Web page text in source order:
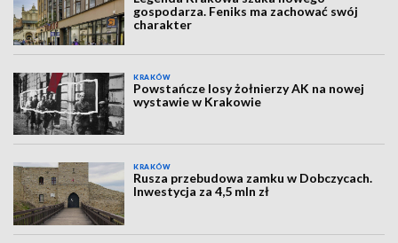
gospodarza. Feniks ma zachować swój
charakter
KRAKÓW
Powstańcze losy żołnierzy AK na nowej
wystawie w Krakowie
KRAKÓW
Rusza przebudowa zamku w Dobczycach.
Inwestycja za 4,5 mln zł